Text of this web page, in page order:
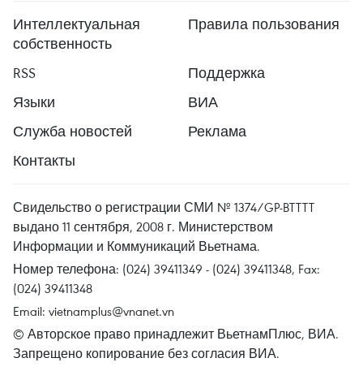
Интеллектуальная
собственность
Правила пользования
RSS
Поддержка
Языки
ВИА
Служба новостей
Реклама
Контакты
Свидельство о регистрации СМИ № 1374/GP-BTTTT
выдано 11 сентября, 2008 г. Министерством
Информации и Коммуникаций Вьетнама.
Номер телефона: (024) 39411349 - (024) 39411348, Fax:
(024) 39411348
Email: vietnamplus@vnanet.vn
© Авторское право принадлежит ВьетнамПлюс, ВИА.
Запрещено копирование без согласия ВИА.